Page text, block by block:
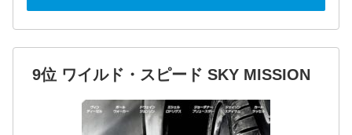
9位 ワイルド・スピード SKY MISSION